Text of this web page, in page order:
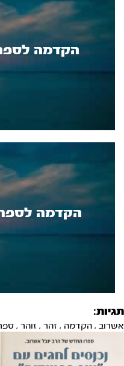
הקדמה
הקדמה
תגיות:
אשרוב , הקדמה , זהר , זוהר ,